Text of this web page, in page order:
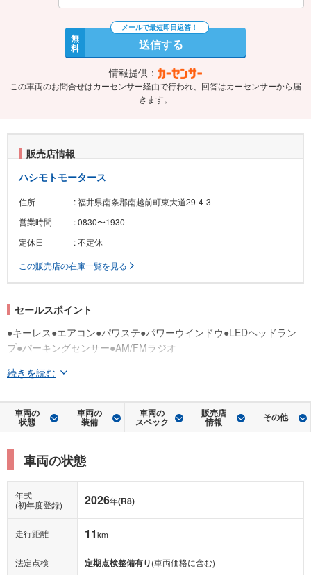
無
料 送信する
情報提供：
この車両のお問合せはカーセンサー経由で行われ、回答はカーセンサーから届
きます。
販売店情報
ハシモトモータース
住所
: 福井県南条郡南越前町東大道29-4-3
営業時間
: 0830〜1930
定休日
: 不定休
この販売店の在庫一覧を見る
セールスポイント
●キーレス●エアコン●パワステ●パワーウインドウ●LEDヘッドラン
プ●パーキングセンサー●AM/FMラジオ
続きを読む
車両の
状態
車両の
装備
車両の
スペック
販売店
情報 その他
車両の状態
年式
(初年度登録)
2026年(R8)
走行距離 11km
法定点検 定期点検整備有り(車両価格に含む)